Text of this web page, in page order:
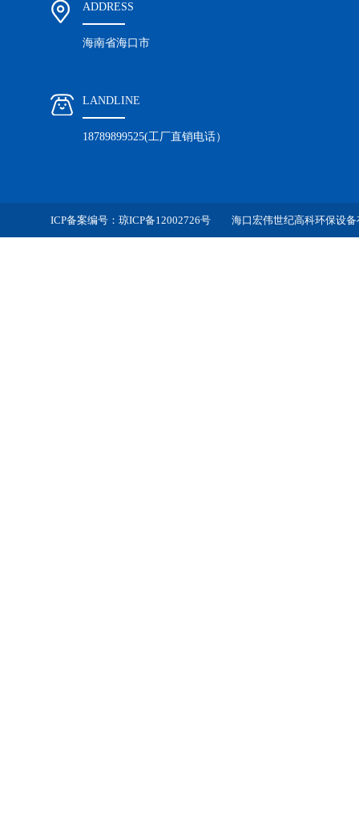
ADDRESS
海南省海口市
LANDLINE
18789899525(工厂直销电话）
ICP备案编号： 琼ICP备12002726号海口宏伟世纪高科环保设备